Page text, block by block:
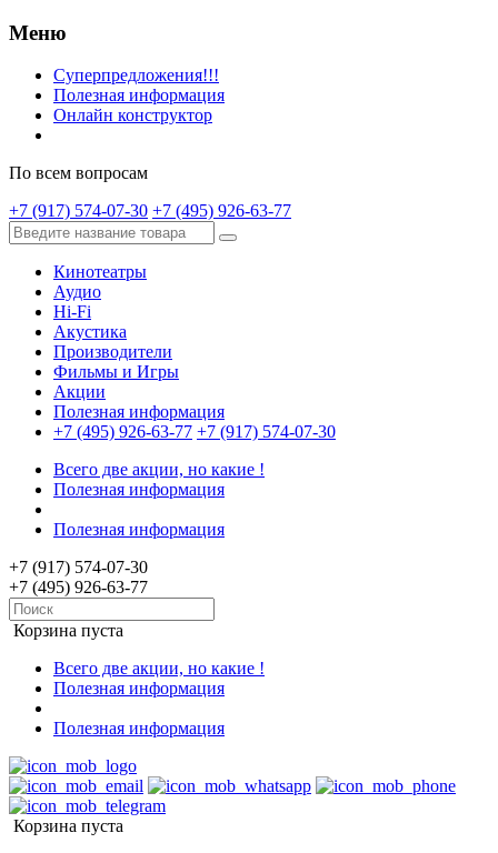
Меню
Суперпредложения!!!
Полезная информация
Онлайн конструктор
По всем вопросам
+7 (917) 574-07-30 +7 (495) 926-63-77
Кинотеатры
Аудио
Hi-Fi
Акустика
Производители
Фильмы и Игры
Акции
Полезная информация
+7 (495) 926-63-77 +7 (917) 574-07-30
Всего две акции, но какие !
Полезная информация
Полезная информация
+7 (917) 574-07-30
+7 (495) 926-63-77
Корзина пуста
Всего две акции, но какие !
Полезная информация
Полезная информация
Корзина пуста